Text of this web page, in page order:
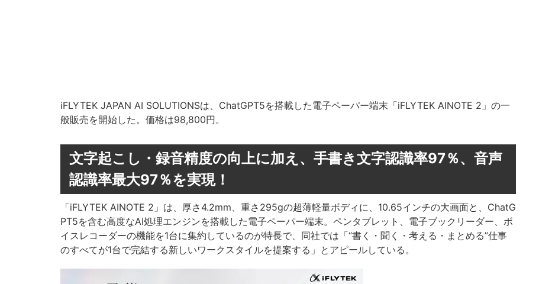
iFLYTEK JAPAN AI SOLUTIONSは、ChatGPT5を搭載した電子ペーパー端末「iFLYTEK AINOTE 2」の一
般販売を開始した。価格は98,800円。
文字起こし・録音精度の向上に加え、手書き文字認識率97％、音声
認識率最大97％を実現！
「iFLYTEK AINOTE 2」は、厚さ4.2mm、重さ295gの超薄軽量ボディに、10.65インチの大画面と、ChatG
PT5を含む高度なAI処理エンジンを搭載した電子ペーパー端末。ペンタブレット、電子ブックリーダー、ボ
イスレコーダーの機能を1台に集約しているのが特長で、同社では「“書く・聞く・考える・まとめる”仕事
のすべてが1台で完結する新しいワークスタイルを提案する」とアピールしている。